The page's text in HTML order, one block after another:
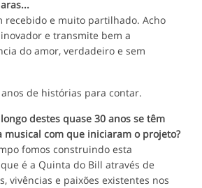
recebido e muito partilhado. Acho
e transmite bem a
do amor, verdadeiro e sem
destes quase 30 anos se têm
com que iniciaram o projeto?
fomos construindo esta
é a Quinta do Bill através de
vivências e paixões existentes nos